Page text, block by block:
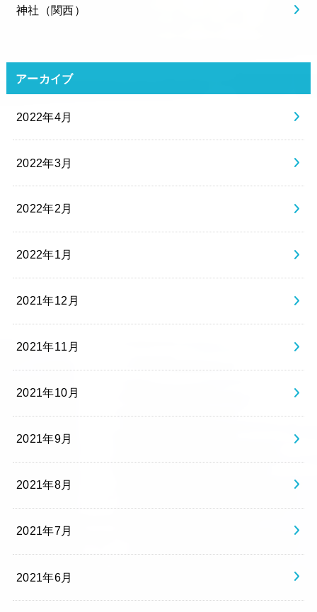
神社（関西）
アーカイブ
2022年4月
2022年3月
2022年2月
2022年1月
2021年12月
2021年11月
2021年10月
2021年9月
2021年8月
2021年7月
2021年6月